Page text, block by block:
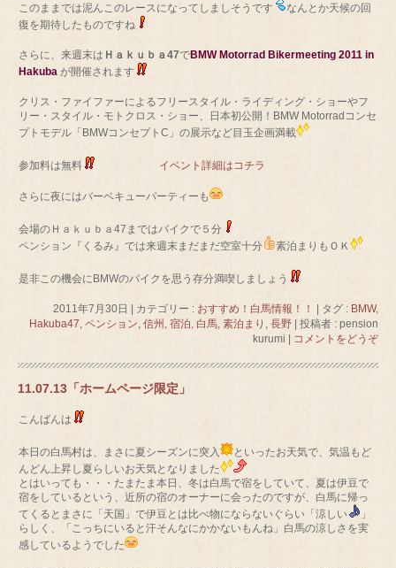
このままでは泥んこのレースになってしましそうです
なんとか天候の回
復を期待したものですね
さらに、来週末は Ｈａｋｕｂａ47でBMW Motorrad Bikermeeting 2011 in
Hakuba が開催されます
クリス・ファイファーによるフリースタイル・ライディング・ショーやフ
リー・スタイル・モトクロス・ショー、日本初公開！BMW Motorradコンセ
プトモデル「BMWコンセプトC」の展示など目玉企画満載
参加料は無料 イベント詳細はコチラ
さらに夜にはバーベキューパーティーも
会場のＨａｋｕｂａ47まではバイクで５分
ペンション『くるみ』では来週末まだまだ空室十分
素泊まりもＯＫ
是非この機会にBMWのバイクを思う存分満喫しましょう
2011年7月30日 カテゴリー : おすすめ！白馬情報！！ タグ : BMW,
Hakuba47, ペンション, 信州 , 宿泊, 白馬, 素泊まり , 長野
投稿者 : pension
kurumi
コメントをどうぞ
11.07.13「ホームページ限定」
こんばんは
本日の白馬村は、まさに夏シーズンに突入
といったお天気で、気温もど
んどん上昇し夏らしいお天気となりました
とはいっても・・・たまたま本日、冬は白馬で宿をしていて、夏は伊豆で
宿をしているという、近所の宿のオーナーに会ったのですが、白馬に帰っ
てくるとまさに「天国」で伊豆とは比べ物にならないぐらい「涼しい
」
らしく、「こっちにいると汗そんなにかかないもんね」白馬の涼しさを実
感しているようでした